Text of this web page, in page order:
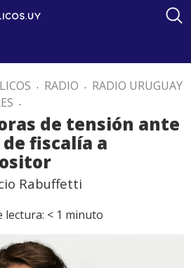
. RADIO . RADIO URUGUAY
.
de tensión ante
fiscalía a
Rabuffetti
lectura: < 1 minuto